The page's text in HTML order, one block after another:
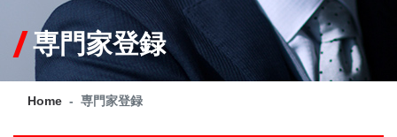
SERVICE
COMPANY
Q&A
専門家登録
Home 専門家登録